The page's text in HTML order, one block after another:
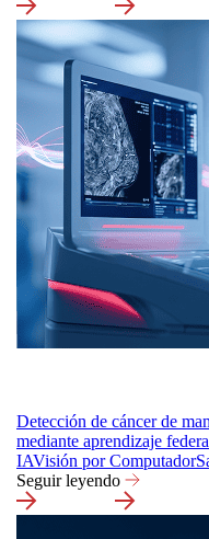
Detección de cáncer de
mediante aprendizaje
IAVisión por Computador
Seguir leyendo